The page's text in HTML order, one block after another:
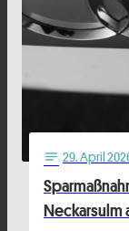
notes 29. April
Neckarsulm